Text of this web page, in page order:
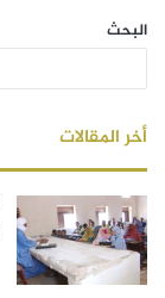
البحث
أخر المقالات